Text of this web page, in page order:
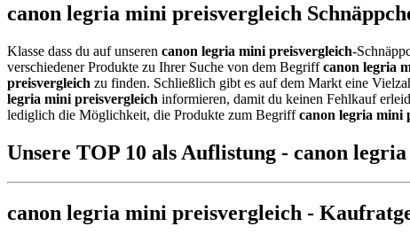
canon legria mini preisvergleich
Klasse dass du auf unseren canon legria mini preisvergleich-
verschiedener Produkte zu Ihrer Suche von dem Begriffcanon legria
preisvergleich zu finden. Schließlich gibt es auf dem Markt eine
legria mini preisvergleich informieren, damit du keinen Fehlkauf
lediglich die Möglichkeit, die Produkte zum Begriffcanon legria mini
Unsere TOP 10 als Auflistung - canon
canon legria mini preisvergleich -